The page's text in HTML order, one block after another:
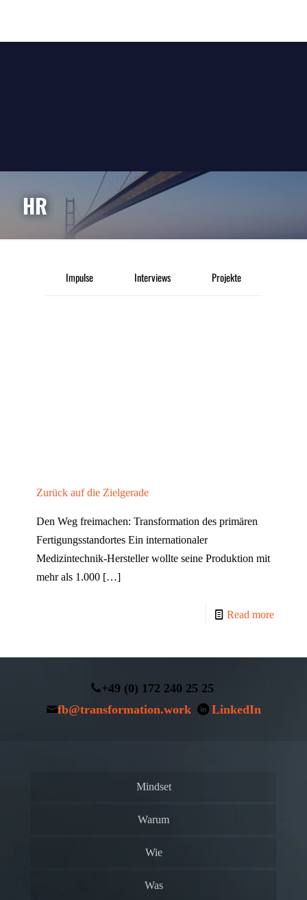
HR
Impulse Interviews Projekte
Zurück auf die Zielgerade
Den Weg freimachen: Transformation des primären
Fertigungsstandortes Ein internationaler
Medizintechnik-Hersteller wollte seine Produktion mit
mehr als 1.000 […]
Read more
+49 (0) 172 240 25 25
fb@transformation.work
LinkedIn
Mindset
Warum
Wie
Was